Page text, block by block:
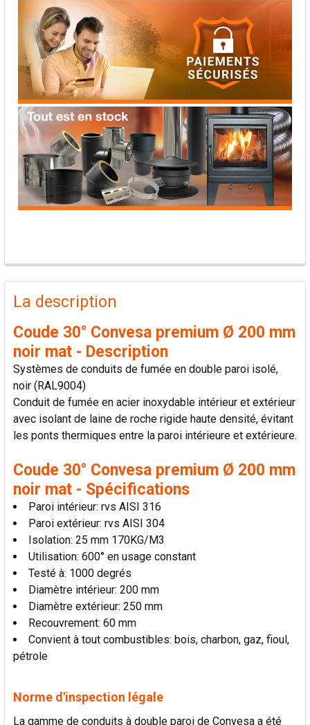
PRODUITS
FRÉQUEMMENT
ACHETÉS
SÉLECTIONNER
AJOUTER
LA
SÉLECTION
AU PANIER
La description
Coude 30° Convesa premium Ø 200 mm
noir mat - Description
Systèmes de conduits de fumée en double paroi isolé,
noir (RAL9004)
Conduit de fumée en acier inoxydable intérieur et extérieur
avec isolant de laine de roche rigide haute densité, évitant
les ponts thermiques entre la paroi intérieure et extérieure.
Coude 30° Convesa premium Ø 200 mm
noir mat - Spécifications
Paroi intérieur: rvs AISI 316
Paroi extérieur: rvs AISI 304
Isolation: 25 mm 170KG/M3
Utilisation: 600° en usage constant
Testé à: 1000 degrés
Diamètre intérieur: 200 mm
Diamètre extérieur: 250 mm
Recouvrement: 60 mm
Convient à tout combustibles: bois, charbon, gaz, fioul,
pétrole
Norme d'inspection légale
La gamme de conduits à double paroi de Convesa a été